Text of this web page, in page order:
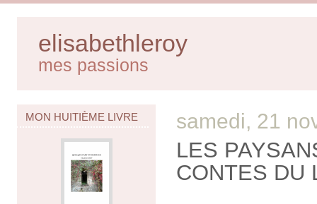
elisabethleroy
mes passions
MON HUITIÈME LIVRE samedi, 21
LES
CONTES DU